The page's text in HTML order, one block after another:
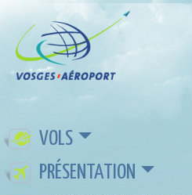
VOLS
PRÉSENTATION